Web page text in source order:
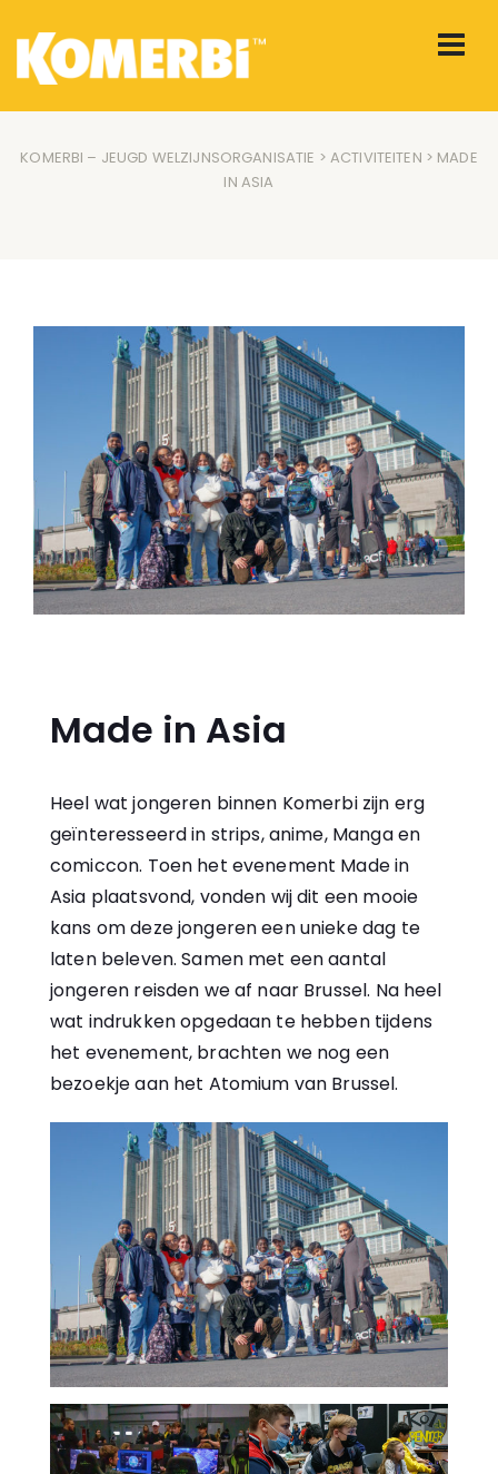
KOMERBI – JEUGD WELZIJNSORGANISATIE > ACTIVITEITEN > MADE
IN ASIA
Made in Asia
Heel wat jongeren binnen Komerbi zijn erg
geïnteresseerd in strips, anime, Manga en
comiccon. Toen het evenement Made in
Asia plaatsvond, vonden wij dit een mooie
kans om deze jongeren een unieke dag te
laten beleven. Samen met een aantal
jongeren reisden we af naar Brussel. Na heel
wat indrukken opgedaan te hebben tijdens
het evenement, brachten we nog een
bezoekje aan het Atomium van Brussel.